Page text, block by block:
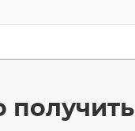
получить